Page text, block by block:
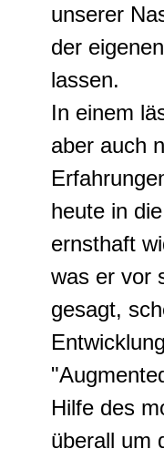
unserer
der
lassen.
In einem
aber auch
heute in
ernsthaft
was er vor
gesagt,
Hilfe des
überall um